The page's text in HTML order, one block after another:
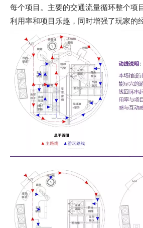
每个项目。主要的交通流量循环整个项
利用率和项目乐趣，同时增强了玩家的